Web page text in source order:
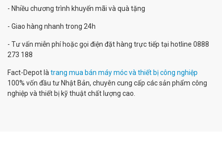
- Nhiều chương trình khuyến mãi và quà tặng
- Giao hàng nhanh trong 24h
- Tư vấn miễn phí hoặc gọi điện đặt hàng trực tiếp tại hotline 0888
273 188
Fact-Depot là trang mua bán máy móc và thiết bị công nghiệp
100% vốn đầu tư Nhật Bản, chuyên cung cấp các sản phẩm công
nghiệp và thiết bị kỹ thuật chất lượng cao.